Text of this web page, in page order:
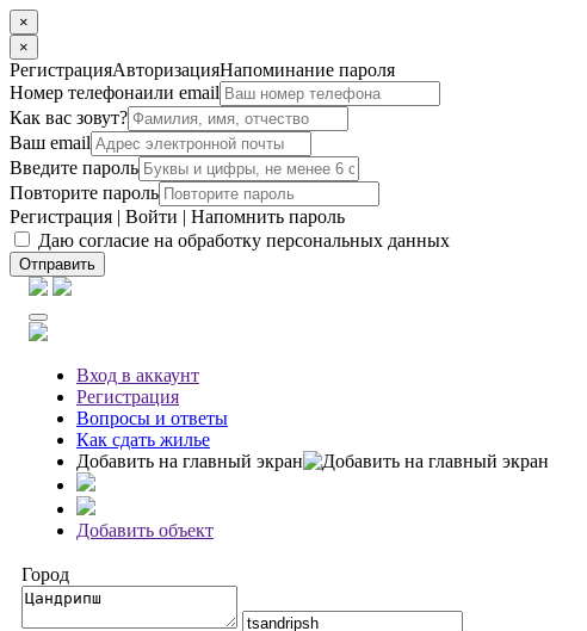
×
×
РегистрацияАвторизацияНапоминание пароля
Номер телефонаили email
Как вас зовут?
Ваш email
Введите пароль
Повторите пароль
Регистрация | Войти | Напомнить пароль
Даю согласие на обработку персональных данных
Отправить
Вход в аккаунт
Регистрация
Вопросы и ответы
Как сдать жилье
Добавить на главный экран
Добавить объект
Город